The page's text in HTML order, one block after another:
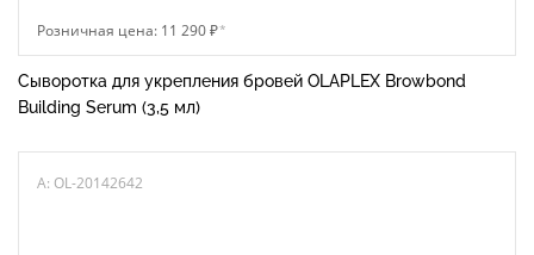
Розничная цена: 11 290 ₽*
Сыворотка для укрепления бровей OLAPLEX Browbond
Building Serum (3,5 мл)
A: OL-20142642